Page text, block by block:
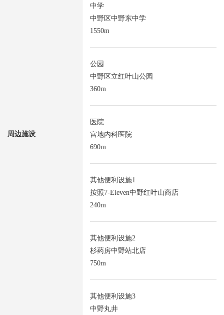
周边施设
中学
中野区中野东中学
1550m
公园
中野区立红叶山公园
360m
医院
宫地内科医院
690m
其他便利设施1
按照7-Eleven中野红叶山商店
240m
其他便利设施2
杉药房中野站北店
750m
其他便利设施3
中野丸井